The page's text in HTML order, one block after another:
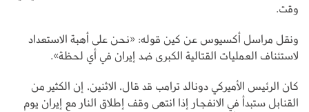
وقت.
ونقل مراسل أكسيوس عن كين قوله: «نحن على أهبة الاستعداد
لاستئناف العمليات القتالية الكبرى ضد إيران في أي لحظة».
كان الرئيس الأميركي دونالد ترامب قد قال، الاثنين، إن الكثير من
القنابل ستبدأ في الانفجار إذا انتهى وقف إطلاق النار مع إيران يوم